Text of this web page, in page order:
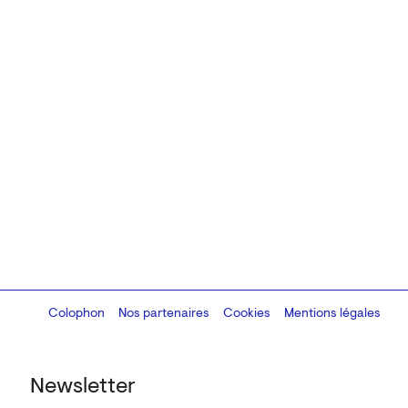
Newsletter
Colophon
Design:Marcel Kaczmarek, code:8080.studio
Nos partenaires Cookies Mentions légales